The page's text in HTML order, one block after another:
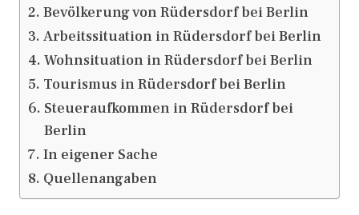
Bevölkerung von Rüdersdorf bei Berlin
Arbeitssituation in Rüdersdorf bei Berlin
Wohnsituation in Rüdersdorf bei Berlin
Tourismus in Rüdersdorf bei Berlin
Steueraufkommen in Rüdersdorf bei
Berlin
In eigener Sache
Quellenangaben